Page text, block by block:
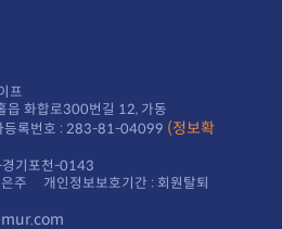
프
읍 화합로300번길 12, 가동
록번호 : 283-81-04099
기포천-0143